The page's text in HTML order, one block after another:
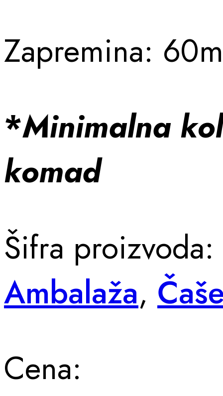
Zapremina:
*Minimalna
komad
Šifra proizvoda:
Ambalaža,
Cena: